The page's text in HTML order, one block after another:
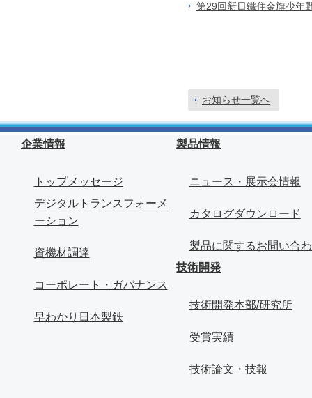
第29回新日鐵住金旗少年
お知らせ一覧へ
企業情報
トップメッセージ
デジタルトランスフォーメ
ーション
資機材調達
コーポレート・ガバナンス
早わかり日本製鉄
製品情報
ニュース・展示会情報
カタログダウンロード
製品に関するお問い合
技術開発
技術開発本部/研究所
受賞実績
技術論文・技報